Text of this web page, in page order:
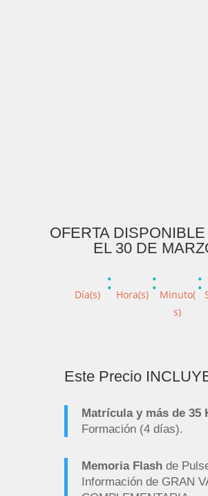
OFERTA
EL 30 DE
Día(s) : Hora(s) : Minuto(
s)
:
Este Precio
Matrícula y más de 35
Formación (4 días).
Memoria Flashde
Información de GRAN